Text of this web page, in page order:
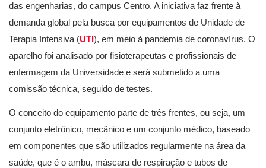
das engenharias, do campus Centro. A iniciativa faz frente à
demanda global pela busca por equipamentos de Unidade de
Terapia Intensiva (UTI), em meio à pandemia de coronavírus. O
aparelho foi analisado por fisioterapeutas e profissionais de
enfermagem da Universidade e será submetido a uma
comissão técnica, seguido de testes.
O conceito do equipamento parte de três frentes, ou seja, um
conjunto eletrônico, mecânico e um conjunto médico, baseado
em componentes que são utilizados regularmente na área da
saúde, que é o ambu, máscara de respiração e tubos de